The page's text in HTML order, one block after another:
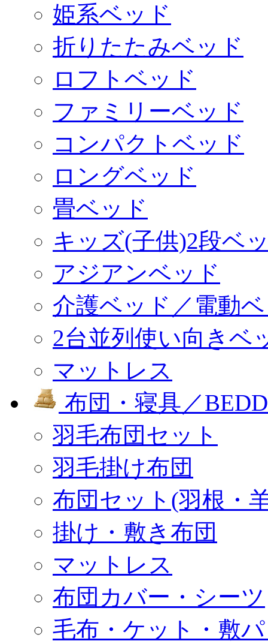
姫系ベッド
折りたたみベッド
ロフトベッド
ファミリーベッド
コンパクトベッド
ロングベッド
畳ベッド
キッズ(子供)2段ベ
アジアンベッド
介護ベッド／電動
2台並列使い向きベ
マットレス
布団・寝具／
羽毛布団セット
羽毛掛け布団
布団セット(羽根・
掛け・敷き布団
マットレス
布団カバー・シーツ
毛布・ケット・敷